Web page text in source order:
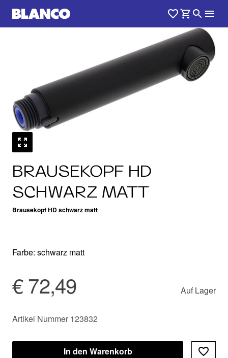
BRAUSEKOPF HD
SCHWARZ MATT
Brausekopf HD schwarz matt
Farbe: schwarz matt
€ 72,49 Auf Lager
Artikel Nummer 123832
In den Warenkorb